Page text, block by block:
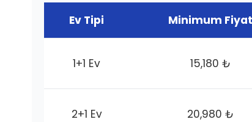
Ev Tipi Minimum Fiyat
1+1 Ev 15,180 ₺
2+1 Ev 20,980 ₺